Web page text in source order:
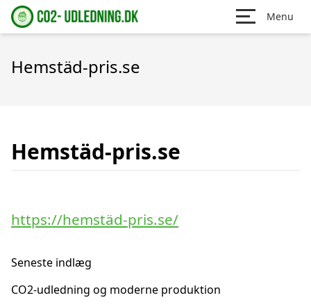
Menu
Hemstäd-pris.se
Hemstäd-pris.se
https://hemstäd-pris.se/
Seneste indlæg
CO2-udledning og moderne produktion